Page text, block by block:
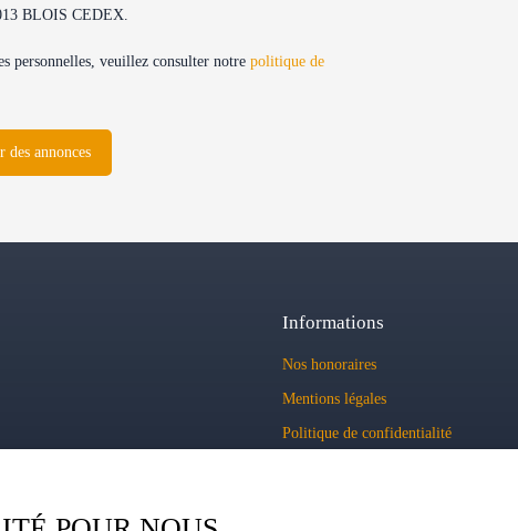
BLOIS CEDEX.
personnelles, veuillez consulter notre politique de
des annonces
Informations
Nos honoraires
Mentions légales
Politique de confidentialité